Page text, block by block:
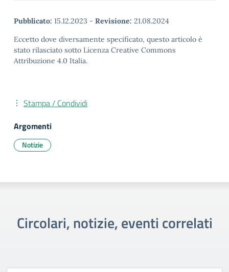
Pubblicato: 15.12.2023 - Revisione: 21.08.2024
Eccetto dove diversamente specificato, questo articolo è
stato rilasciato sotto Licenza Creative Commons
Attribuzione 4.0 Italia.
Stampa / Condividi
Argomenti
Notizie
Circolari, notizie, eventi correlati